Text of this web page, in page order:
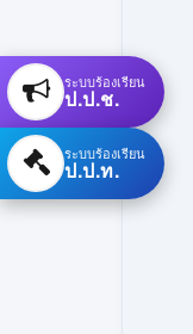
ระบบร้องเรียน
ป.ป.ช.
ระบบร้องเรียน
ป.ป.ท.